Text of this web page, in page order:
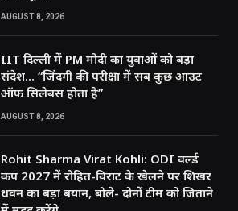
AUGUST 8, 2026
IIT दिल्ली में PM मोदी का युवाओं को बड़ा
संदेश… “जिंदगी की परीक्षा में सब कुछ आउट
ऑफ सिलेबस होता है”
AUGUST 8, 2026
Rohit Sharma Virat Kohli: ODI वर्ल्ड
कप 2027 में रोहित-विराट के खेलने पर शिखर
धवन का बड़ा बयान, बोले- दोनों टीम को जिताने